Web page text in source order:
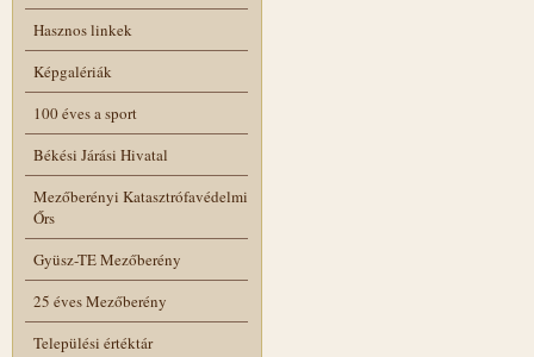
Hasznos linkek
Képgalériák
100 éves a sport
Békési Járási Hivatal
Mezőberényi Katasztrófavédelmi
Őrs
Gyüsz-TE Mezőberény
25 éves Mezőberény
Települési értéktár